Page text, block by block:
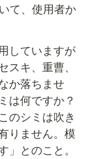
て、使用者か
していますが
キ、重曹、
か落ちませ
は何ですか？
のシミは吹き
りません。模
とのこと。